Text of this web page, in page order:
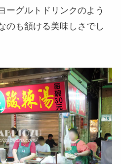
ーグルトドリンクのよう
のも頷ける美味しさでし